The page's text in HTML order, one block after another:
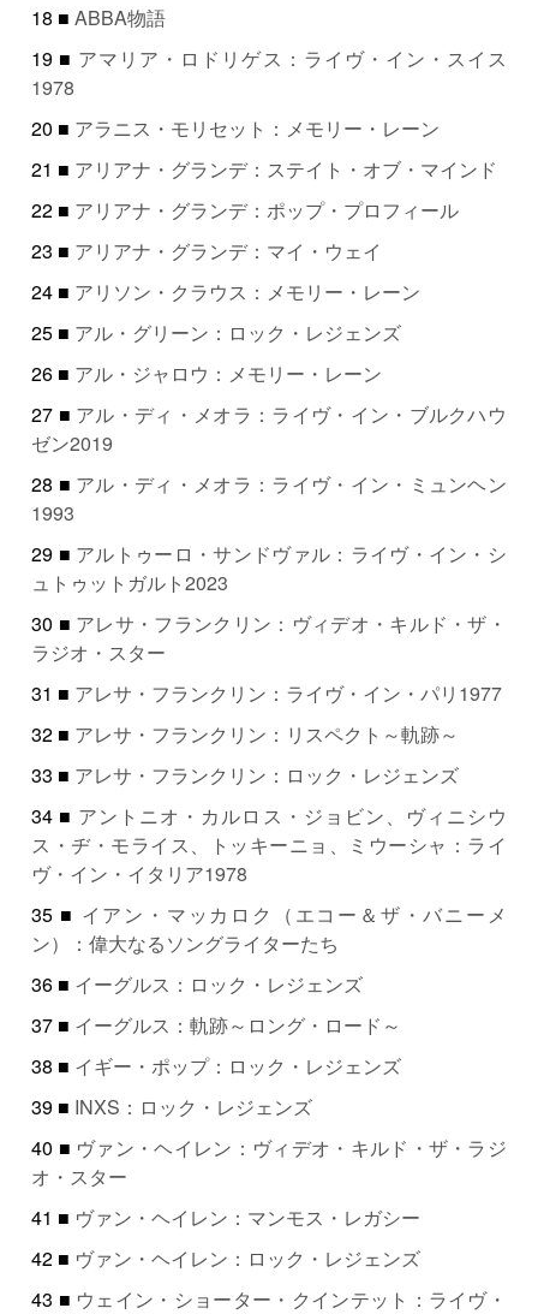
18 ■ABBA物語
19 ■ アマリア・ロドリゲス：ライヴ・イン・スイス
1978
20 ■ アラニス・モリセット：メモリー・レーン
21 ■ アリアナ・グランデ：ステイト・オブ・マインド
22 ■ アリアナ・グランデ：ポップ・プロフィール
23 ■ アリアナ・グランデ：マイ・ウェイ
24 ■ アリソン・クラウス：メモリー・レーン
25 ■ アル・グリーン：ロック・レジェンズ
26 ■ アル・ジャロウ：メモリー・レーン
27 ■ アル・ディ・メオラ：ライヴ・イン・ブルクハウ
ゼン2019
28 ■ アル・ディ・メオラ：ライヴ・イン・ミュンヘン
1993
29 ■ アルトゥーロ・サンドヴァル：ライヴ・イン・シ
ュトゥットガルト2023
30 ■ アレサ・フランクリン：ヴィデオ・キルド・ザ・
ラジオ・スター
31 ■ アレサ・フランクリン：ライヴ・イン・パリ1977
32 ■ アレサ・フランクリン：リスペクト～軌跡～
33 ■ アレサ・フランクリン：ロック・レジェンズ
34 ■ アントニオ・カルロス・ジョビン、ヴィニシウ
ス・ヂ・モライス、トッキーニョ、ミウーシャ：ライ
ヴ・イン・イタリア1978
35 ■ イアン・マッカロク（エコー＆ザ・バニーメ
ン）：偉大なるソングライターたち
36 ■ イーグルス：ロック・レジェンズ
37 ■ イーグルス：軌跡～ロング・ロード～
38 ■ イギー・ポップ：ロック・レジェンズ
39 ■ INXS：ロック・レジェンズ
40 ■ ヴァン・ヘイレン：ヴィデオ・キルド・ザ・ラジ
オ・スター
41 ■ ヴァン・ヘイレン：マンモス・レガシー
42 ■ ヴァン・ヘイレン：ロック・レジェンズ
43 ■ ウェイン・ショーター・クインテット：ライヴ・